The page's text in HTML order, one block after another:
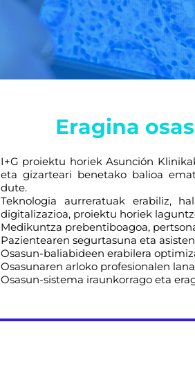
Eragina
I+G proiektu horiek Asunción
eta gizarteari benetako balioa
dute.
Teknologia aurreratuak erabiliz,
digitalizazioa, proiektu horiek
Medikuntza prebentiboagoa,
Pazientearen segurtasuna eta
Osasun-baliabideen erabilera
Osasunaren arloko profesionalen
Osasun-sistema iraunkorrago eta